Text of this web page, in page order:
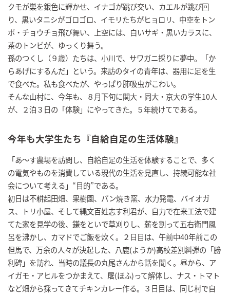
クモが巣を銀色に輝かせ、イナゴが跳び交い、カエルが跳び回
り、黒いタニシがゴロゴロ、イモリたちがヒョロリ、中空をトン
ボ・チョウチョ飛び舞い、上空には、白いサギ・黒いカラスに、
茶のトンビが、ゆっくり舞う。
孫のつくし（９歳）たちは、小川で、サワガニ採りに夢中。「か
らあげにするんだ」という。来訪のタイの青年は、器用に足を生
で食べた。私も食べたが、やっぱり肺吸虫がこわい。
そんな山村に、今年も、８月下旬に関大・同大・京大の学生10人
が、２泊３日の「体験」にやってきた。５年続けてである。
今年も大学生たち『自給自足の生活体験』
「あ～す農場を訪問し、自給自足の生活を体験することで、多く
の電気やものを消費している現代の生活を見直し、持続可能な社
会について考える」“目的”である。
初日は不耕起田畑、果樹園、パン焼き窯、水力発電、バイオガ
ス、トリ小屋、そして縄文百姓志す利君が、自力で在来工法で建
てた家を見学の後、鎌をといで草刈りし、薪を割って五右衛門風
呂を沸かし、カマドでご飯を炊く。２日目は、午前中40年前この
但馬で、万余の人々が決起した、八鹿(ようか)高校差別糾弾の「勝
利碑」を訪れ、当時の議長の丸尾さんから話を聞く。昼から、ア
イガモ・アヒルをつかまえて、屠(ほふ)って解体し、ナス・トマト
など畑から採ってきてチキンカレー作る。３日目は、同じ村で自